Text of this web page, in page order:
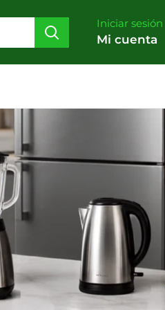
Iniciar sesión
Mi cuenta